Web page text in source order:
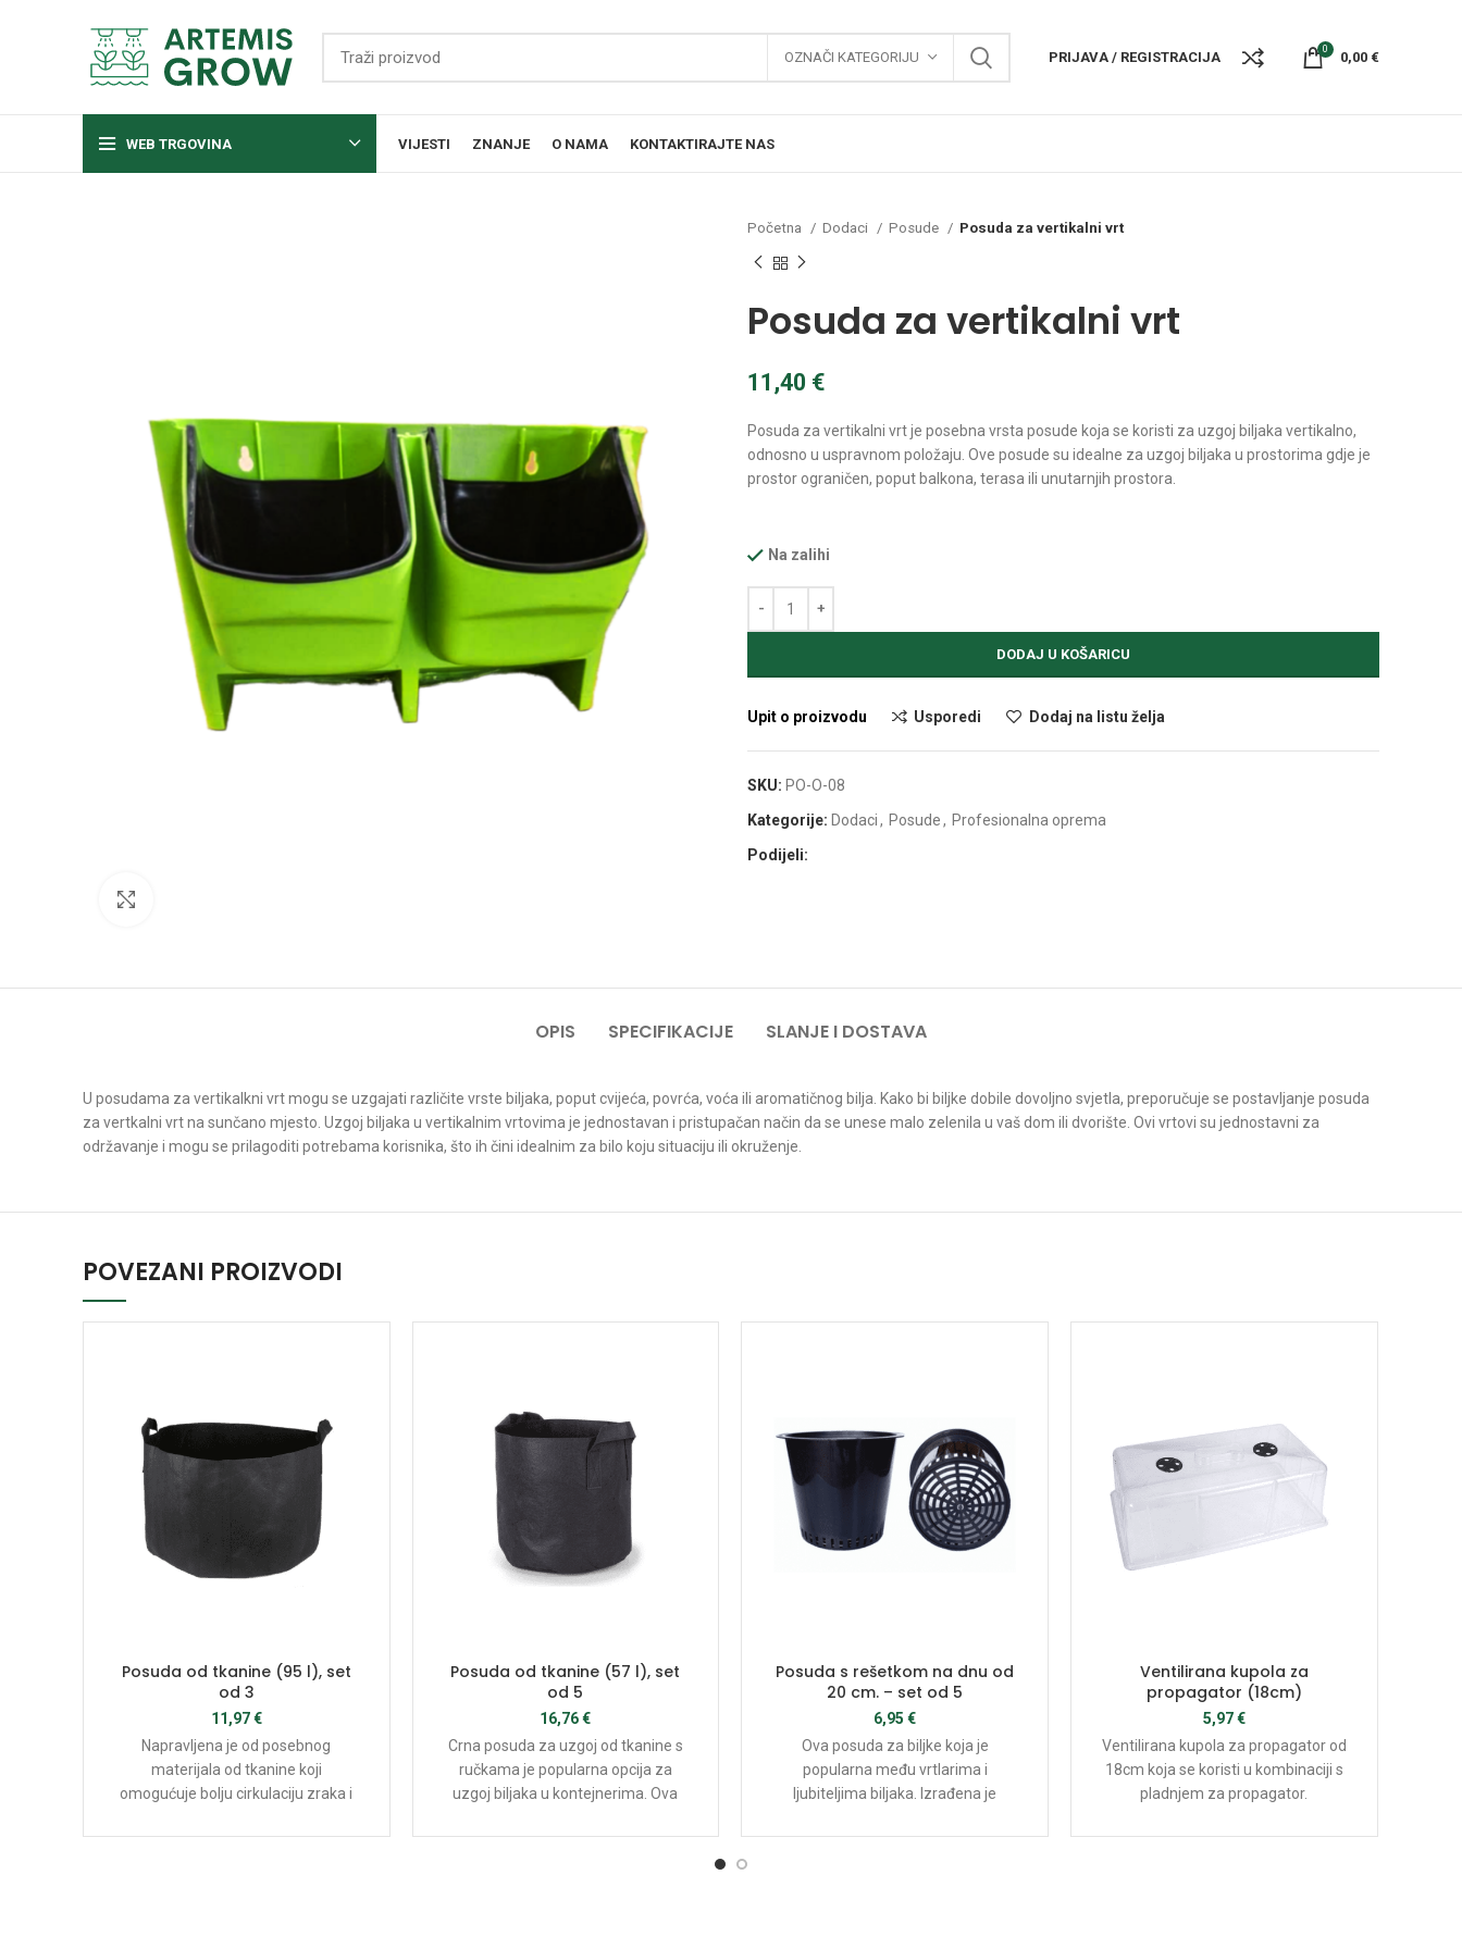
OZNAČI KATEGORIJU PRIJAVA / REGISTRACIJA
0
0,00 €
WEB TRGOVINA VIJESTI ZNANJE O NAMA KONTAKTIRAJTE NAS
Početna Dodaci Posude Posuda za vertikalni vrt
Posuda za vertikalni vrt
11,40 €
Posuda za vertikalni vrt je posebna vrsta posude koja se koristi za uzgoj biljaka vertikalno,
odnosno u uspravnom položaju. Ove posude su idealne za uzgoj biljaka u prostorima gdje je
prostor ograničen, poput balkona, terasa ili unutarnjih prostora.
Na zalihi
DODAJ U KOŠARICU
Upit o proizvodu Usporedi Dodaj na listu želja
SKU: PO-O-08
Kategorije: Dodaci, Posude, Profesionalna oprema
Podijeli:
OPIS SPECIFIKACIJE SLANJE I DOSTAVA
U posudama za vertikalkni vrt mogu se uzgajati različite vrste biljaka, poput cvijeća, povrća, voća ili aromatičnog bilja. Kako bi biljke dobile dovoljno svjetla, preporučuje se postavljanje posuda
za vertkalni vrt na sunčano mjesto. Uzgoj biljaka u vertikalnim vrtovima je jednostavan i pristupačan način da se unese malo zelenila u vaš dom ili dvorište. Ovi vrtovi su jednostavni za
održavanje i mogu se prilagoditi potrebama korisnika, što ih čini idealnim za bilo koju situaciju ili okruženje.
POVEZANI PROIZVODI
Posuda od tkanine (95 l), set
od 3
11,97€
Napravljena je od posebnog
materijala od tkanine koji
omogućuje bolju cirkulaciju zraka i
zdravlje korijena biljaka.
Posuda od tkanine (57 l), set
od 5
16,76€
Crna posuda za uzgoj od tkanine s
ručkama je popularna opcija za
uzgoj biljaka u kontejnerima. Ova
od standardnih plastičnih posuda po
Posuda s rešetkom na dnu od
20 cm. – set od 5
6,95€
Ova posuda za biljke koja je
popularna među vrtlarima i
ljubiteljima biljaka. Izrađena je
injekcijskog prešanja, što rezultira
Ventilirana kupola za
propagator (18cm)
5,97€
Ventilirana kupola za propagator od
18cm koja se koristi u kombinaciji s
pladnjem za propagator.